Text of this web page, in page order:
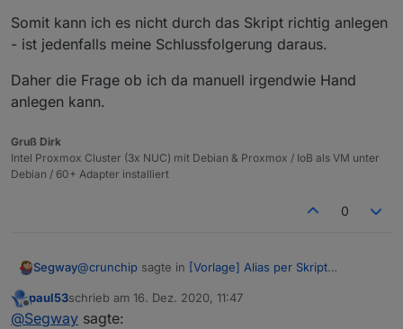
Somit kann ich es nicht durch das Skript richtig anlegen
- ist jedenfalls meine Schlussfolgerung daraus.
Daher die Frage ob ich da manuell irgendwie Hand
anlegen kann.
Gruß Dirk
Intel Proxmox Cluster (3x NUC) mit Debian & Proxmox / IoB als VM unter
Debian / 60+ Adapter installiert
0
Segway@crunchip sagte in [Vorlage] Alias per Skript
@Segway
Offline
paul53schrieb am 16. Dez. 2020, 11:47
zuletzt editiert von
@Segway sagte: